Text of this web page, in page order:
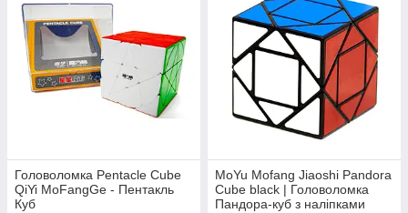
Головоломка Pentacle Cube
QiYi MoFangGe - Пентакль
Куб
MoYu Mofang Jiaoshi Pandora
Cube black | Головоломка
Пандора-куб з наліпками